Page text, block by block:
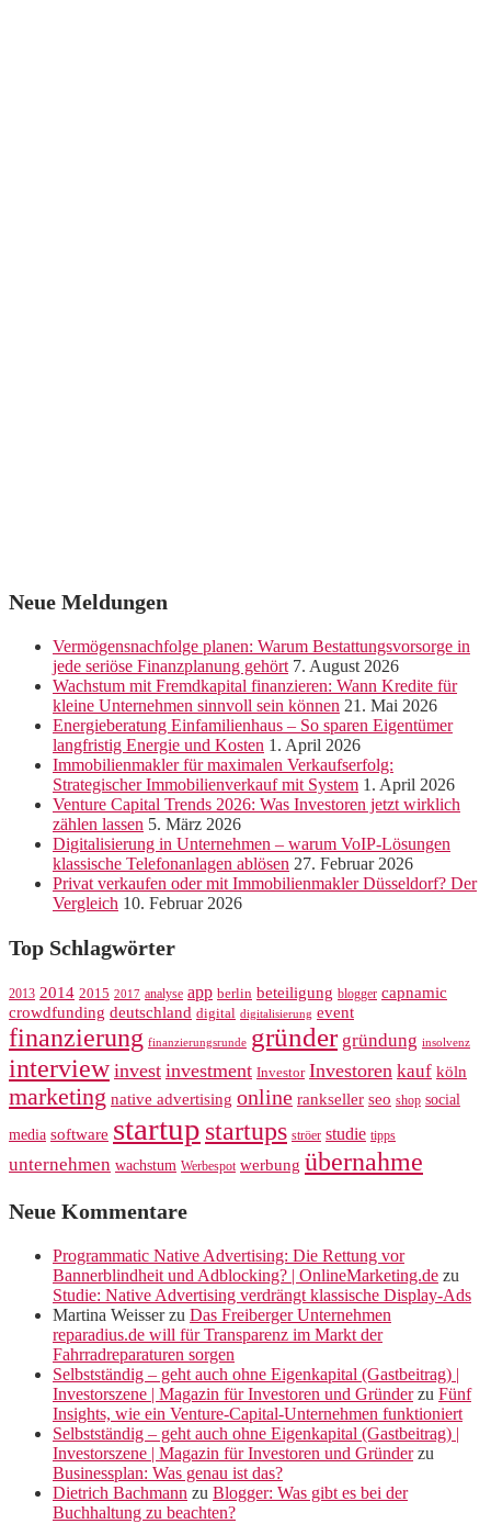
Neue Meldungen
Vermögensnachfolge planen: Warum Bestattungsvorsorge in
jede seriöse Finanzplanung gehört 7. August 2026
Wachstum mit Fremdkapital finanzieren: Wann Kredite für
kleine Unternehmen sinnvoll sein können 21. Mai 2026
Energieberatung Einfamilienhaus – So sparen Eigentümer
langfristig Energie und Kosten 1. April 2026
Immobilienmakler für maximalen Verkaufserfolg:
Strategischer Immobilienverkauf mit System 1. April 2026
Venture Capital Trends 2026: Was Investoren jetzt wirklich
zählen lassen 5. März 2026
Digitalisierung in Unternehmen – warum VoIP-Lösungen
klassische Telefonanlagen ablösen 27. Februar 2026
Privat verkaufen oder mit Immobilienmakler Düsseldorf? Der
Vergleich 10. Februar 2026
Top Schlagwörter
2013 2014 2015 2017 analyse app berlin beteiligung blogger capnamic
crowdfunding deutschland digital digitalisierung event
finanzierung finanzierungsrunde gründer gründung insolvenz
interview invest investment Investor Investoren kauf köln
marketing native advertising online rankseller seo shop social
media software startup startups ströer studie tipps
unternehmen wachstum Werbespot werbung übernahme
Neue Kommentare
Programmatic Native Advertising: Die Rettung vor
Bannerblindheit und Adblocking? | OnlineMarketing.de zu
Studie: Native Advertising verdrängt klassische Display-Ads
Martina Weisserzu Das Freiberger Unternehmen
reparadius.de will für Transparenz im Markt der
Fahrradreparaturen sorgen
Selbstständig – geht auch ohne Eigenkapital (Gastbeitrag) |
Investorszene | Magazin für Investoren und Gründerzu Fünf
Insights, wie ein Venture-Capital-Unternehmen funktioniert
Selbstständig – geht auch ohne Eigenkapital (Gastbeitrag) |
Investorszene | Magazin für Investoren und Gründerzu
Businessplan: Was genau ist das?
Dietrich Bachmann zu Blogger: Was gibt es bei der
Buchhaltung zu beachten?